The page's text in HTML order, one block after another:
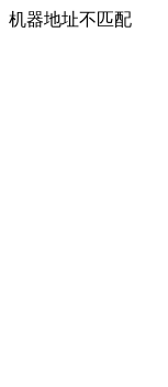
机器地址不匹配